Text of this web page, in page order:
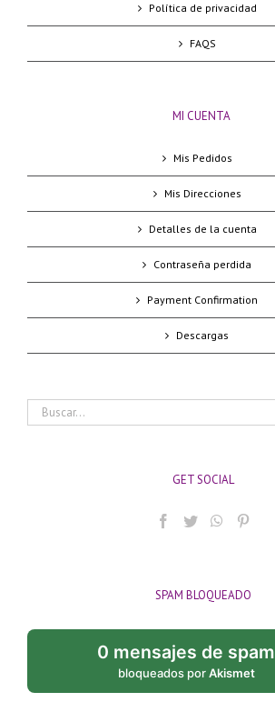
Política de privacidad
FAQS
MI CUENTA
Mis Pedidos
Mis Direcciones
Detalles de la cuenta
Contraseña perdida
Payment Confirmation
Descargas
Buscar:
GET SOCIAL
SPAM BLOQUEADO
0 mensajes de spam
bloqueados porAkismet